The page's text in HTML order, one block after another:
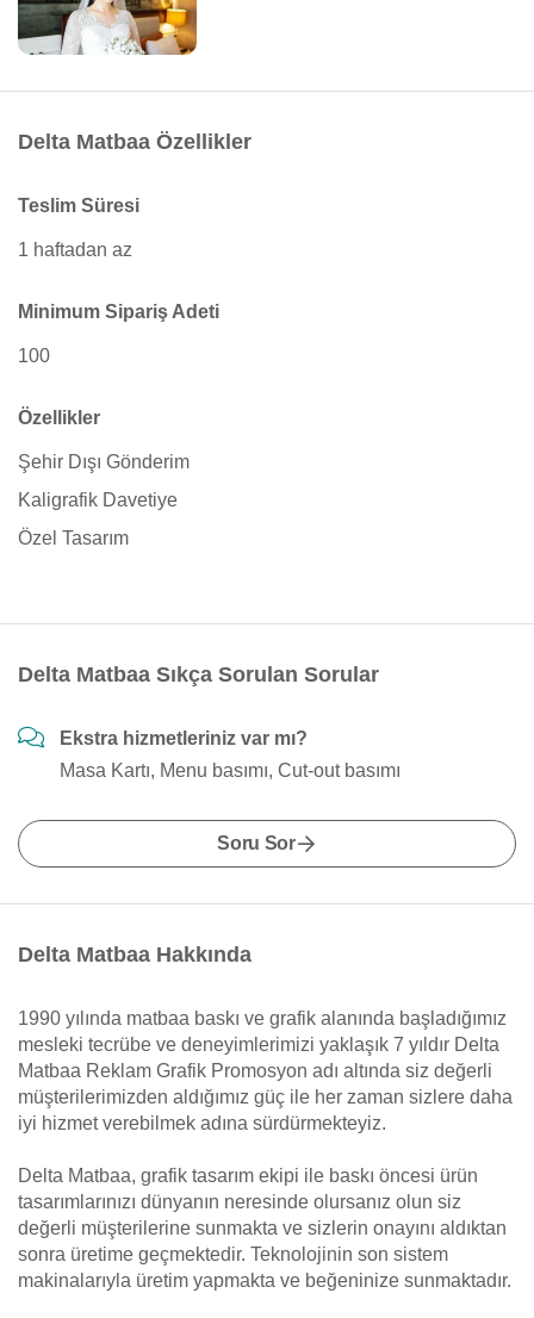
Delta Matbaa Özellikler
Teslim Süresi
1 haftadan az
Minimum Sipariş Adeti
100
Özellikler
Şehir Dışı Gönderim
Kaligrafik Davetiye
Özel Tasarım
Delta Matbaa Sıkça Sorulan Sorular
Ekstra hizmetleriniz var mı?
Masa Kartı, Menu basımı, Cut-out basımı
Soru Sor
Delta Matbaa Hakkında
1990 yılında matbaa baskı ve grafik alanında başladığımız
mesleki tecrübe ve deneyimlerimizi yaklaşık 7 yıldır Delta
Matbaa Reklam Grafik Promosyon adı altında siz değerli
müşterilerimizden aldığımız güç ile her zaman sizlere daha
iyi hizmet verebilmek adına sürdürmekteyiz.
Delta Matbaa, grafik tasarım ekipi ile baskı öncesi ürün
tasarımlarınızı dünyanın neresinde olursanız olun siz
değerli müşterilerine sunmakta ve sizlerin onayını aldıktan
sonra üretime geçmektedir. Teknolojinin son sistem
makinalarıyla üretim yapmakta ve beğeninize sunmaktadır.